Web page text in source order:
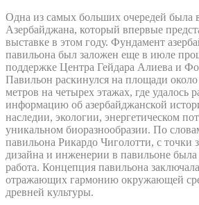
Одна из самых больших очередей была
Азербайджана, который впервые
выставке в этом году. Фундамент
павильона был заложен еще в июле
поддержке Центра Гейдара Алиева и
Павильон раскинулся на площади
метров на четырех этажах, где удалось
информацию об азербайджанской
наследии, экологии, энергетическом
уникальном биоразнообразии. По
павильона Рикардо Чиголотти, с точки
дизайна и инженерии в павильоне была
работа. Концепция павильона
отражающих гармонию окружающей
древней культуры.